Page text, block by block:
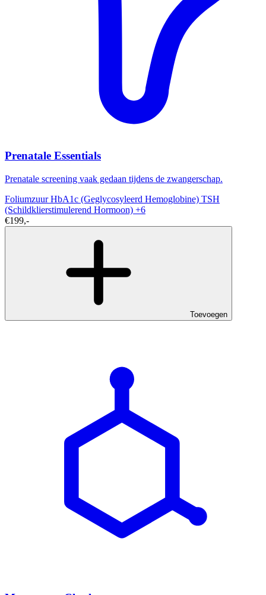
Prenatale Essentials
Prenatale screening vaak gedaan tijdens de zwangerschap.
FoliumzuurHbA1c (Geglycosyleerd Hemoglobine) TSH
(Schildklierstimulerend Hormoon) +6
€199,-
Toevoegen